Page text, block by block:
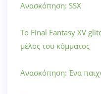
Ανασκόπηση: SSX
Το Final Fantasy XV
μέλος του κόμματος
Ανασκόπηση: Ένα